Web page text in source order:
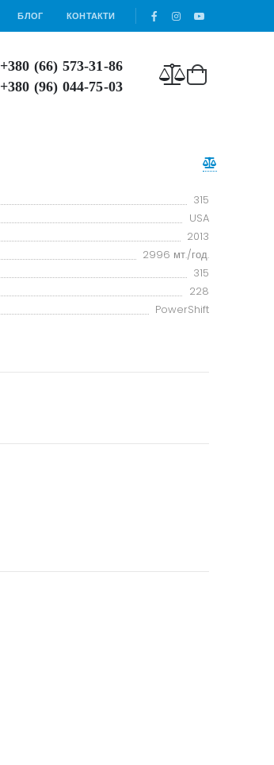
БЛОГ КОНТАКТИ
+380 (66) 573-31-86
+380 (96) 044-75-03
315
USA
2013
2996 мт./год.
315
228
PowerShift